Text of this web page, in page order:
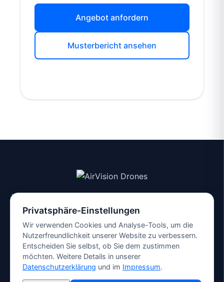
Angebot anfordern
Musterbericht ansehen
Ihr Drohnendienstleister für PV-Inspektion in Sachsen
& Mitteldeutschland
Impressum
Datenschutz
Ratgeber
Kontakt
Privatsphäre-Einstellungen
Wir verwenden Cookies und Analyse-Tools, um die
Nutzerfreundlichkeit unserer Website zu verbessern.
Entscheiden Sie selbst, ob Sie dem zustimmen
möchten. Weitere Details in unserer
Datenschutzerklärung und im Impressum.